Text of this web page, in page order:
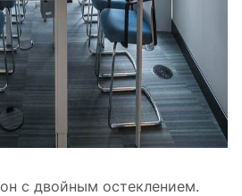
с двойным остеклением.